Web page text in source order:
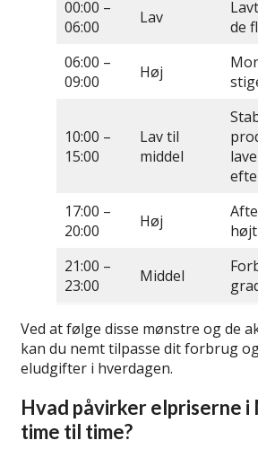
00:00 –
06:00
Lav
de
06:00 –
09:00
Høj
10:00 –
15:00
Lav til
middel
17:00 –
20:00
Høj
21:00 –
23:00
Middel
Ved at følge disse mønstre og de
kan du nemt tilpasse dit forbrug
eludgifter i hverdagen.
Hvad påvirker elpriserne i
time til time?